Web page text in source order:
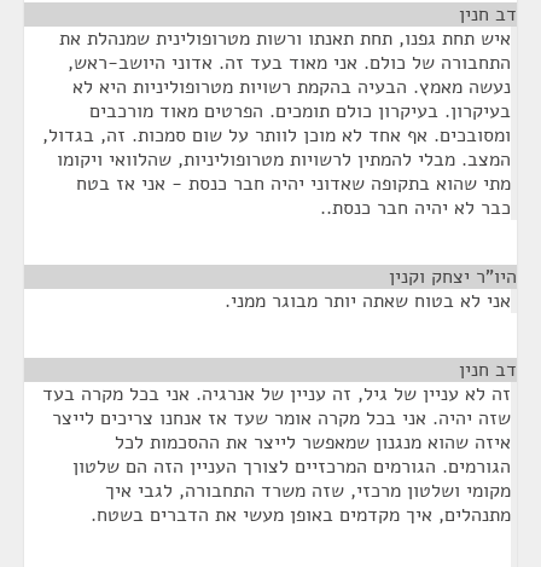
דב חנין
איש תחת גפנו, תחת תאנתו ורשות מטרופולינית שמנהלת את
התחבורה של כולם. אני מאוד בעד זה. אדוני היושב-ראש,
נעשה מאמץ. הבעיה בהקמת רשויות מטרופוליניות היא לא
בעיקרון. בעיקרון כולם תומכים. הפרטים מאוד מורכבים
ומסובכים. אף אחד לא מוכן לוותר על שום סמכות. זה, בגדול,
המצב. מבלי להמתין לרשויות מטרופוליניות, שהלוואי ויקומו
מתי שהוא בתקופה שאדוני יהיה חבר כנסת - אני אז בטח
כבר לא יהיה חבר כנסת..
היו"ר יצחק וקנין
אני לא בטוח שאתה יותר מבוגר ממני.
דב חנין
זה לא עניין של גיל, זה עניין של אנרגיה. אני בכל מקרה בעד
שזה יהיה. אני בכל מקרה אומר שעד אז אנחנו צריכים לייצר
איזה שהוא מנגנון שמאפשר לייצר את ההסכמות לכל
הגורמים. הגורמים המרכזיים לצורך העניין הזה הם שלטון
מקומי ושלטון מרכזי, שזה משרד התחבורה, לגבי איך
מתנהלים, איך מקדמים באופן מעשי את הדברים בשטח.